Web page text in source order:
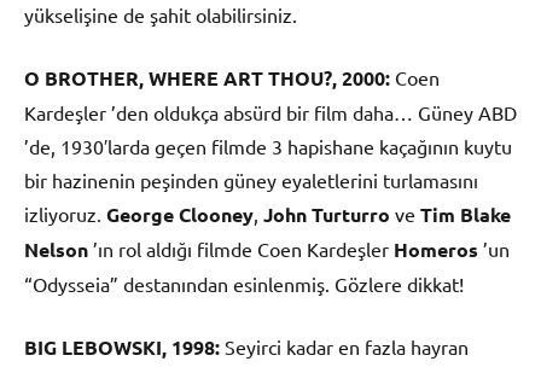
yükselişine de şahit olabilirsiniz.
O BROTHER, WHERE ART THOU?, 2000: Coen
Kardeşler ’den oldukça absürd bir film daha… Güney ABD
’de, 1930′larda geçen filmde 3 hapishane kaçağının kuytu
bir hazinenin peşinden güney eyaletlerini turlamasını
izliyoruz. George Clooney John Turturro ve Tim Blake
Nelson ’ın rol aldığı filmde Coen Kardeşler Homeros ’un
“Odysseia” destanından esinlenmiş. Gözlere dikkat!
BIG LEBOWSKI, 1998: Seyirci kadar en fazla hayran